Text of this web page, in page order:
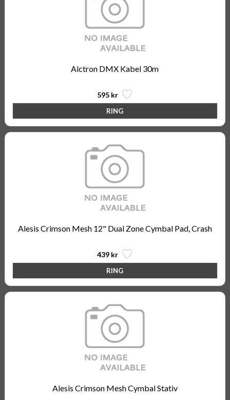
Alctron DMX Kabel 30m
595 kr
Alesis Crimson Mesh 12" Dual Zone Cymbal Pad, Crash
439 kr
Alesis Crimson Mesh Cymbal Stativ